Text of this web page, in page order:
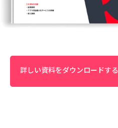
詳しい資料をダウンロードする